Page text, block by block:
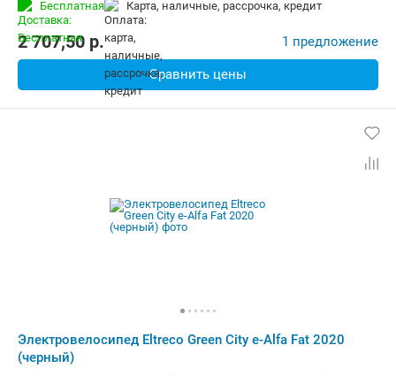
Задний тормоз:Дисковый механический Вес: 17.25 кг
Бесплатная карта, наличные, рассрочка, кредит
2 707,50 p. 1 предложение
Сравнить цены
Электровелосипед Eltreco Green City e-Alfa Fat 2020
(черный)